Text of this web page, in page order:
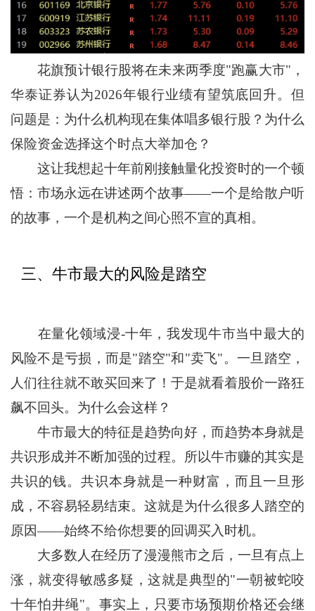
花旗预计银行股将在未来两季度"跑赢大市"，
华泰证券认为2026年银行业绩有望筑底回升。但
问题是：为什么机构现在集体唱多银行股？为什么
保险资金选择这个时点大举加仓？
这让我想起十年前刚接触量化投资时的一个顿
悟：市场永远在讲述两个故事——一个是给散户听
的故事，一个是机构之间心照不宣的真相。
三、牛市最大的风险是踏空
在量化领域浸-十年，我发现牛市当中最大的
风险不是亏损，而是"踏空"和"卖飞"。一旦踏空，
人们往往就不敢买回来了！于是就看着股价一路狂
飙不回头。为什么会这样？
牛市最大的特征是趋势向好，而趋势本身就是
共识形成并不断加强的过程。所以牛市赚的其实是
共识的钱。共识本身就是一种财富，而且一旦形
成，不容易轻易结束。这就是为什么很多人踏空的
原因——始终不给你想要的回调买入时机。
大多数人在经历了漫漫熊市之后，一旦有点上
涨，就变得敏感多疑，这就是典型的"一朝被蛇咬
十年怕井绳"。事实上，只要市场预期价格还会继